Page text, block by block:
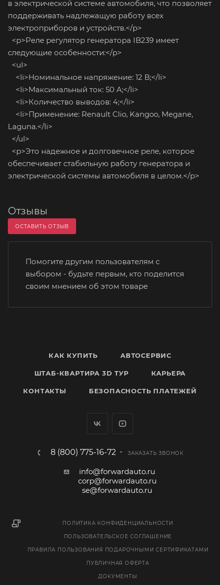
в электрической системе автомобиля, что позволяет
поддерживать надлежащую работу всех
электроприборов и устройств.</p>
<p>Реле регулятор генератора IB239 имеет
следующие особенности:</p>
<ul>
<li>Номинальное напряжение: 12 В;</li>
<li>Максимальный ток: 50 А;</li>
<li>Количество выводов: 4;</li>
<li>Применение: Renault Clio, Kangoo, Megane,
Laguna.</li>
</ul>
<p>Это надежное и долговечное реле, которое
обеспечивает стабильную работу генератора и
электрической системы автомобиля в целом.</p>
Отзывы
ОСТАВИТЬ ОТЗЫВ
Помогите другим пользователям с
выбором - будьте первым, кто поделится
своим мнением об этом товаре
КАК КУПИТЬ АВТОСЕРВИС
ШТАБ-КВАРТИРА 3D ТУР КАРЬЕРА
КОНТАКТЫ БЕЗОПАСНОСТЬ ПЛАТЕЖЕЙ
8 (800) 775-16-72 ЗАКАЗАТЬ ЗВОНОК
info@forwardauto.ru
corp@forwardauto.ru
se@forwardauto.ru
ПОЛИТИКА КОНФИДЕНЦИАЛЬНОСТИ
ПОЛЬЗОВАТЕЛЬСКОЕ СОГЛАШЕНИЕ
ПРАВИЛА ПОЛЬЗОВАНИЯ ПОДАРОЧНЫМИ СЕРТИФИКАТАМИ
ПУБЛИЧНАЯ ОФЕРТА
ДОКУМЕНТЫ